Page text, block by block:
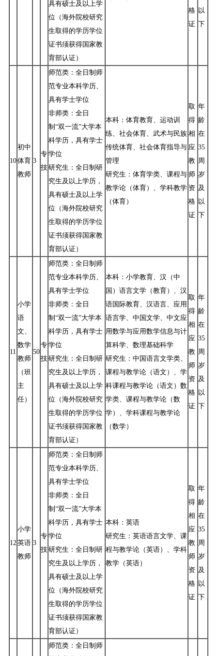
具有硕士及以上学
位（海外院校研究
生取得的学历学位
证书须获得国家教
育部认证）
格
证
以
下
10
初中
体育
教师
3
专
技
师范类：全日制师
范专业本科学历、
具有学士学位
非师类：全日
制“双一流”大学本
科学历，具有学士
学位
研究生：全日制研
究生及以上学历，
具有硕士及以上学
位（海外院校研究
生取得的学历学位
证书须获得国家教
育部认证）
本科：体育教育、运动训
练、社会体育、武术与民族
传统体育、社会体育指导与
管理
研究生：体育学类、课程与
教学论（体育）、学科教学
（体育）
取
得
相
应
教
师
资
格
证
年
龄
在
35
周
岁
及
以
下
11
小学
语
文、
数学
教师
（班
主
任）
50
专
技
师范类：全日制师
范专业本科学历、
具有学士学位
非师类：全日
制“双一流”大学本
科学历，具有学士
学位
研究生：全日制研
究生及以上学历，
具有硕士及以上学
位（海外院校研究
生取得的学历学位
证书须获得国家教
育部认证）
本科：小学教育、汉（中
国）语言文学（教育）、汉
语国际教育、汉语言、应用
语言学、中国文学、中文应
用数学与应用数学信息与计
算科学、数理基础科学
研究生：中国语言文学类、
课程与教学论（语文）、学
科课程与教学论（语文）数
学类、课程与教学论（数
学）、学科课程与教学论
（数学）
取
得
相
应
教
师
资
格
证
年
龄
在
35
周
岁
及
以
下
12
小学
英语
教师
3
专
技
师范类：全日制师
范专业本科学历、
具有学士学位
非师类：全日
制“双一流”大学本
科学历，具有学士
学位
研究生：全日制研
究生及以上学历，
具有硕士及以上学
位（海外院校研究
生取得的学历学位
证书须获得国家教
育部认证）
本科：英语
研究生：英语语言文学、课
程与教学论（英语）、学科
教学（英语）
取
得
相
应
教
师
资
格
证
年
龄
在
35
周
岁
及
以
下
师范类：全日制师